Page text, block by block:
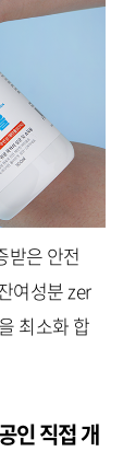
받은 안전
여성분 zer
최소화 합
인 직접 개